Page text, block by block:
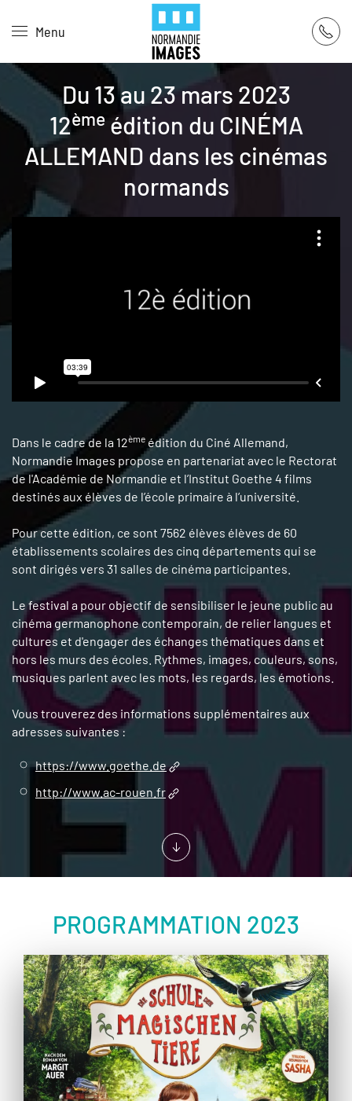
Skip to main content
Menu
Du 13 au 23 mars 2023
12èmeédition du CINÉMA
ALLEMAND dans les cinémas
normands
Dans le cadre de la 12ème édition du Ciné Allemand,
Normandie Images propose en partenariat avec le Rectorat
de l'Académie de Normandie et l’Institut Goethe 4 films
destinés aux élèves de l’école primaire à l’université.
Pour cette édition, ce sont 7562 élèves élèves de 60
établissements scolaires des cinq départements qui se
sont dirigés vers 31 salles de cinéma participantes.
Le festival a pour objectif de sensibiliser le jeune public au
cinéma germanophone contemporain, de relier langues et
cultures et d'engager des échanges thématiques dans et
hors les murs des écoles. Rythmes, images, couleurs, sons,
musiques parlent avec les mots, les regards, les émotions.
Vous trouverez des informations supplémentaires aux
adresses suivantes :
https://www.goethe.de
http://www.ac-rouen.fr
PROGRAMMATION 2023
Panneau de gestion des cookies